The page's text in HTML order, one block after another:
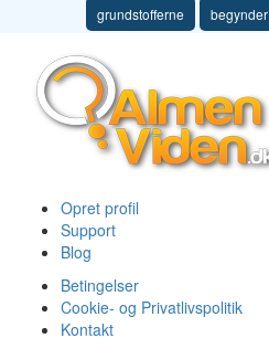
grundstofferne begynder
Opret profil
Support
Blog
Betingelser
Cookie- og Privatlivspolitik
Kontakt